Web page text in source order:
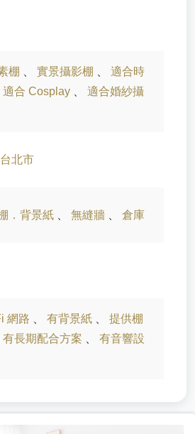
棚 實景攝影棚
適合時
適合 Cosplay
適合婚紗攝
台北市
．背景紙 無縫牆 倉庫
網路 有背景紙
提供棚
有長期配合方案
有音響設